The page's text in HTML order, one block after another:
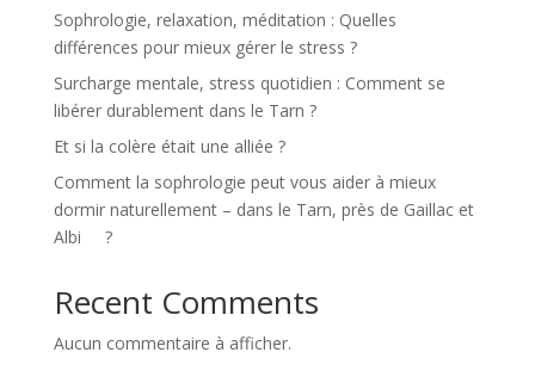
Sophrologie, relaxation, méditation : Quelles
différences pour mieux gérer le stress ?
Surcharge mentale, stress quotidien : Comment se
libérer durablement dans le Tarn ?
Et si la colère était une alliée ?
Comment la sophrologie peut vous aider à mieux
dormir naturellement – dans le Tarn, près de Gaillac et
Albi ?
Recent Comments
Aucun commentaire à afficher.